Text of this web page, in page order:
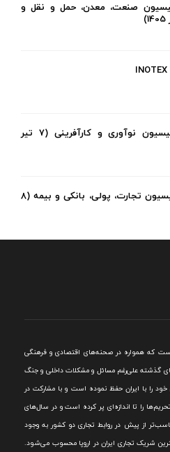
صنعت، معدن، حمل و نقل و
صورتجلسه کمیسیون نوآوری و کارآفرینی (7 تیر
صورتجلسه کمیسیون تجارت، پولی، بانکی و بیمه (8
است که همواره در صحنه‌های اقتصادی و فرهنگی
گذشته علی‌رغم مسائل و مشکلات داخلی و جنگ
خود را با ايران حفظ نموده است و با مشارکت در
را تا اندازه‌ای پر کرده است و در سال‌های
از پيش در روابط تجاری دو کشور به وجود
شريک تجاری ايران در اروپا محسوب می‌شود.